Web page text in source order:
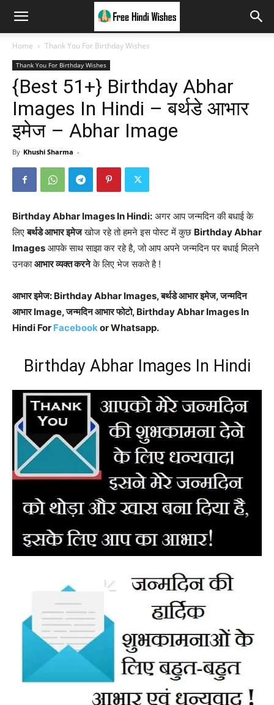
Home Thank You For Birthday Wishes
Thank You For Birthday Wishes
{Best 51+} Birthday Abhar
Images In Hindi – बर्थडे आभार
इमेज – Abhar Image
By Khushi Sharma -
Birthday Abhar Images In Hindi: अगर आप जन्मदिन की बधाई के
लिएबर्थडे आभार इमेजखोज रहे तो हमने इस पोस्ट में कुछ Birthday Abhar
Images आपके साथ साझा कर रहे है, जो आप अपने जन्मदिन पर बधाई मिलने
उनकाआभार व्यक्त करनेके लिए भेज सकते है !
आभार इमेज: Birthday Abhar Images, बर्थडे आभार इमेज, जन्मदिन
आभार Image, जन्मदिन आभार फोटो, Birthday Abhar Images In
Hindi For Facebookor Whatsapp.
Birthday Abhar Images In Hindi